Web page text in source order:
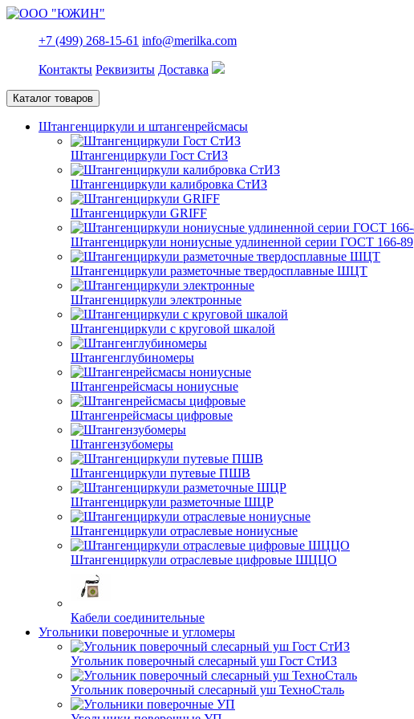
+7 (499) 268-15-61 info@merilka.com
Контакты Реквизиты Доставка
Каталог товаров
Штангенциркули и штангенрейсмасы
Штангенциркули Гост СтИЗ
Штангенциркули калибровка СтИЗ
Штангенциркули GRIFF
Штангенциркули нониусные удлиненной серии ГОСТ 166-89
Штангенциркули разметочные твердосплавные ШЦТ
Штангенциркули электронные
Штангенциркули с круговой шкалой
Штангенглубиномеры
Штангенрейсмасы нониусные
Штангенрейсмасы цифровые
Штангензубомеры
Штангенциркули путевые ПШВ
Штангенциркули разметочные ШЦР
Штангенциркули отраслевые нониусные
Штангенциркули отраслевые цифровые ШЦЦО
Кабели соединительные
Угольники поверочные и угломеры
Угольник поверочный слесарный уш Гост СтИЗ
Угольник поверочный слесарный уш ТехноСталь